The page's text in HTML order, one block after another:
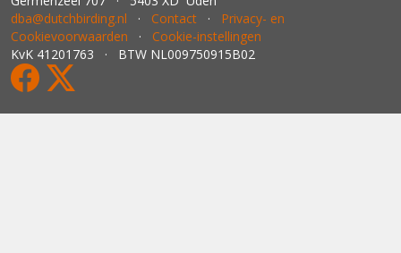
dba@dutchbirding.nl · Contact · Privacy- en
Cookievoorwaarden · Cookie-instellingen
KvK 41201763 · BTW NL009750915B02